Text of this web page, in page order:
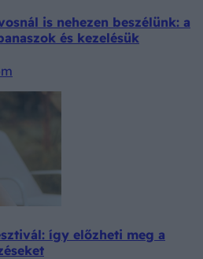
is nehezen beszélünk: a
és kezelésük
így előzheti meg a